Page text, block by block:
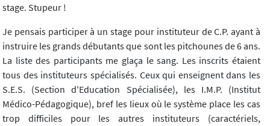
stage. Stupeur !
Je pensais participer à un stage pour instituteur de C.P. ayant à
instruire les grands débutants que sont les pitchounes de 6 ans.
La liste des participants me glaça le sang. Les inscrits étaient
tous des instituteurs spécialisés. Ceux qui enseignent dans les
S.E.S. (Section d'Education Spécialisée), les I.M.P. (Institut
Médico-Pédagogique), bref les lieux où le système place les cas
trop difficiles pour les autres instituteurs (caractériels,